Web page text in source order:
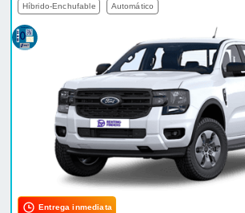
Híbrido-Enchufable Automático
Entrega inmediata